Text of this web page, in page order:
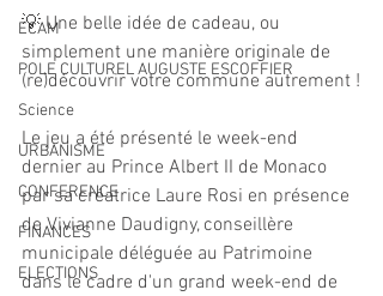
ECAM
POLE CULTUREL AUGUSTE ESCOFFIER
Science
URBANISME
CONFERENCE
FINANCES
ELECTIONS
💡 Une belle idée de cadeau, ou
simplement une manière originale de
(re)découvrir votre commune autrement !
Le jeu a été présenté le week-end
dernier au Prince Albert II de Monaco
par sa créatrice Laure Rosi en présence
de Vivianne Daudigny, conseillère
municipale déléguée au Patrimoine
dans le cadre d'un grand week-end de